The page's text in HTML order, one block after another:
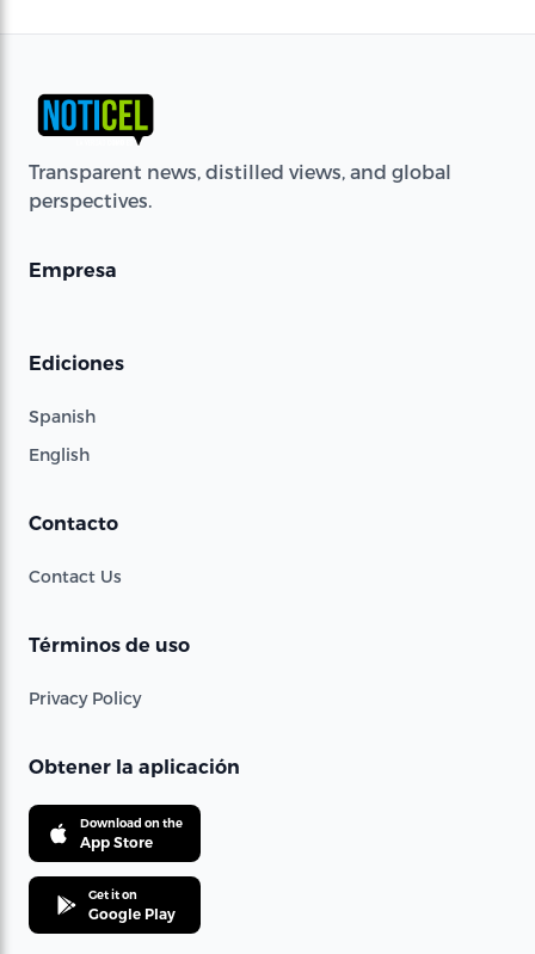
Transparent news, distilled views, and global
perspectives.
Empresa
Ediciones
Spanish
English
Contacto
Contact Us
Términos de uso
Privacy Policy
Obtener la aplicación
Download on the
App Store
Get it on
Google Play